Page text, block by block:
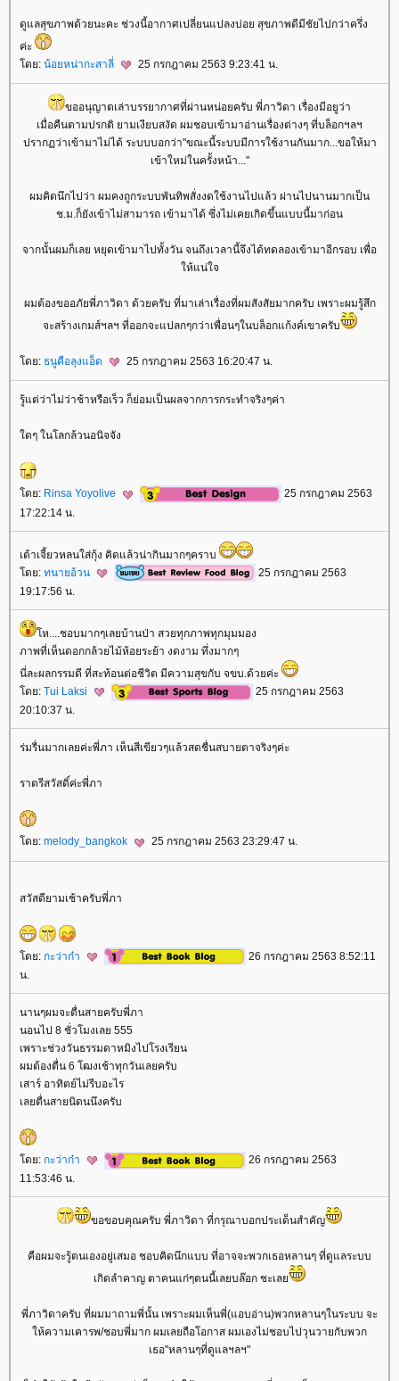
ดูแลสุขภาพด้วยนะคะ ช่วงนี้อากาศเปลี่ยนแปลงบ่อย สุขภาพดีมีชัยไปกว่าครึ่ง
ค่ะ
ดย: น้อยหน่ากะสาลี่ 25 กรกฎาคม 2563 9:23:41 น.
ขออนุญาตเล่าบรรยากาศที่ผ่านหน่อยครับ พี่ภาวิดา เรื่องมีอยูว่า
เมื่อคืนตามปรกติ ยามเงียบสงัด ผมชอบเข้ามาอ่านเรื่องต่างๆ ที่บล็อกฯลฯ
ปรากฏว่าเข้ามาไม่ได้ ระบบบอกว่า"ขณะนี้ระบบมีการใช้งานกันมาก...ขอให้มา
เข้าใหม่ในครั้งหน้า..."
ผมคิดนึกไปว่า ผมคงถูกระบบพันทิพสั่งงดใช้งานไปแล้ว ผ่านไปนานมากเป็น
ช.ม.ก็ยังเข้าไม่สามารถ เข้ามาได้ ซึ่งไม่เคยเกิดขึ้นแบบนี้มาก่อน
จากนั้นผมก็เลย หยุดเข้ามาไปทั้งวัน จนถึงเวลานี้จึงได้ทดลองเข้ามาอีกรอบ เพื่อ
ห้แน่ใจ
ผมต้องขออภัยพี่ภาวิดา ด้วยครับ ที่มาเล่าเรื่องที่ผมสังสัยมากครับ เพราะผมรู้สึก
จะสร้างเกมส์ฯลฯ ที่ออกจะแปลกๆกว่าเพื่อนๆในบล็อกแก้งค์เขาครับ
ดย: ธนูคือลุงแอ็ด 25 กรกฎาคม 2563 16:20:47 น.
รู้แต่ว่าไม่ว่าช้าหรือเร็ว ก็ย่อมเป็นผลจากการกระทำจริงๆค่า
ดๆ ในโลกล้วนอนิจจัง
ดย: Rinsa Yoyolive
25 กรกฎาคม 2563
17:22:14 น.
เต้าเจี้ยวหลนใส่กุ้ง คิดแล้วน่ากินมากๆคราบ
ดย: ทนายอ้วน
25 กรกฎาคม 2563
19:17:56 น.
ห....ชอบมากๆเลยบ้านป่า สวยทุกภาพทุกมุมมอง
ภาพที่เห็นดอกกล้วยไม้ห้อยระย้า งดงาม ทึ่งมากๆ
นี่ละผลกรรมดี ที่สะท้อนต่อชีวิต มีความสุขกับ จขบ.ด้วยค่ะ
ดย: Tui Laksi
25 กรกฎาคม 2563
20:10:37 น.
ร่มรื่นมากเลยค่ะพี่ภา เห็นสีเขียวๆแล้วสดชื่นสบายตาจริงๆค่ะ
ราตรีสวัสดิ์ค่ะพี่ภา
ดย: melody_bangkok 25 กรกฎาคม 2563 23:29:47 น.
สวัสดียามเช้าครับพี่ภา
ดย: กะว่าก๋า
26 กรกฎาคม 2563 8:52:11
น.
นานๆผมจะตื่นสายครับพี่ภา
นอนไป 8 ชั่วโมงเลย 555
เพราะช่วงวันธรรมดาหมิงไปโรงเรียน
ผมต้องตื่น 6 โฒงเช้าทุกวันเลยครับ
เสาร์ อาทิตย์ไม่รีบอะไร
เลยตื่นสายนิดนนึงครับ
ดย: กะว่าก๋า
26 กรกฎาคม 2563
11:53:46 น.
ขอขอบคุณครับ พี่ภาวิดา ที่กรุณาบอกประเด็นสำคัญ
คือผมจะรู้ตนเองอยู่เสมอ ชอบคิดนึกแบบ ที่อาจจะพวกเธอหลานๆ ที่ดูแลระบบ
เกิดลำคาญ ตาคนแก่ๆตนนี้เลยบล๊อก ชะเล
พี่ภาวิดาครับ ที่ผมมาถามพี่นั้น เพราะผมเห็นพี่(แอบอ่าน)พวกหลานๆในระบบ จะ
ห้ความเคารพ/ชอบพี่มาก ผมเลยถือโอกาส ผมเองไม่ชอบไปวุนวายกับพวก
เธอ"หลานๆที่ดูแลฯลฯ"